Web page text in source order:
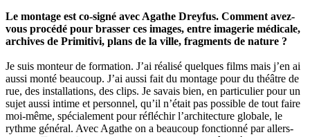
Le montage est co-signé avec Agathe Dreyfus. Comment avez-
vous procédé pour brasser ces images, entre imagerie médicale,
archives de Primitivi, plans de la ville, fragments de nature ?
Je suis monteur de formation. J’ai réalisé quelques films mais j’en ai
aussi monté beaucoup. J’ai aussi fait du montage pour du théâtre de
rue, des installations, des clips. Je savais bien, en particulier pour un
sujet aussi intime et personnel, qu’il n’était pas possible de tout faire
moi-même, spécialement pour réfléchir l’architecture globale, le
rythme général. Avec Agathe on a beaucoup fonctionné par allers-